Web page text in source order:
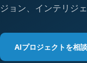
ジョン、インテリジ
AIプロジェクトを相